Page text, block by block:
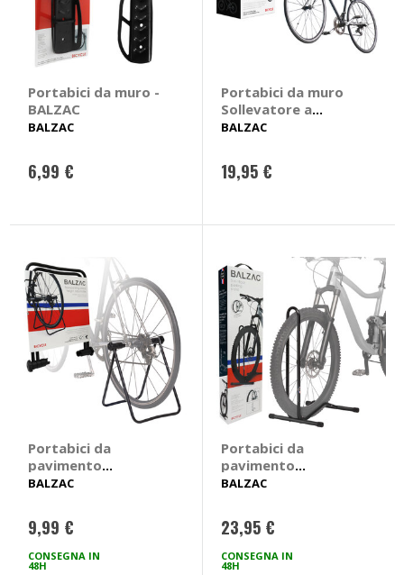
Portabici da muro -
BALZAC
BALZAC
6,99 €
Portabici da muro
Sollevatore a
soffitto - BALZAC
BALZAC
19,95 €
Portabici da
pavimento
Regolabile - BALZAC
BALZAC
9,99 €
CONSEGNA IN
48H
Portabici da
pavimento
Verticale - BALZAC
BALZAC
23,95 €
CONSEGNA IN
48H